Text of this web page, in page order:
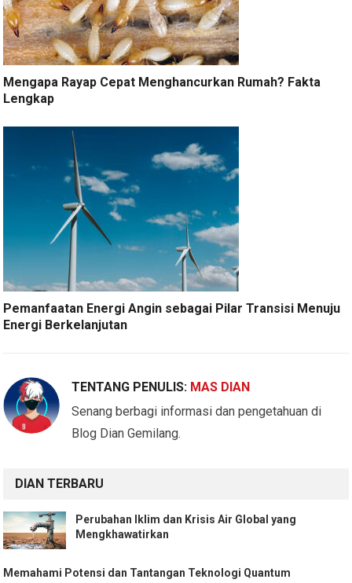
Mengapa Rayap Cepat Menghancurkan Rumah? Fakta
Lengkap
Pemanfaatan Energi Angin sebagai Pilar Transisi Menuju
Energi Berkelanjutan
TENTANG PENULIS: MAS DIAN
Senang berbagi informasi dan pengetahuan di
Blog Dian Gemilang.
DIAN TERBARU
Perubahan Iklim dan Krisis Air Global yang
Mengkhawatirkan
Memahami Potensi dan Tantangan Teknologi Quantum